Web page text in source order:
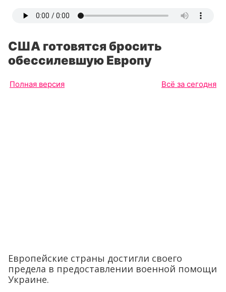
США готовятся бросить
обессилевшую Европу
Полная версия Всё за сегодня
Европейские страны достигли своего
предела в предоставлении военной помощи
Украине.